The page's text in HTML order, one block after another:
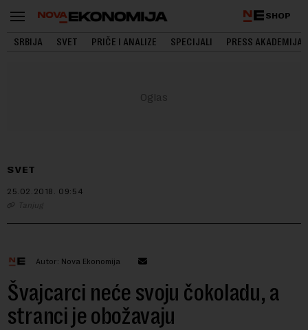
SHOP
SRBIJA SVET PRIČE I ANALIZE SPECIJALI PRESS AKADEMIJA
SVET
25.02.2018. 09:54
Tanjug
Autor: Nova Ekonomija
Švajcarci neće svoju čokoladu, a
stranci je obožavaju